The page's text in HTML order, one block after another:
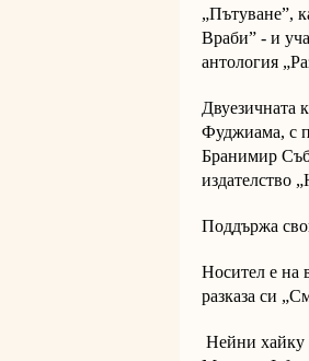
„Пътуване”,
Враби” - и
антология
Двуезичната
Фуджиама, с
Бранимир
издателство
Поддържа
Носител е на
разказа си
Нейни хайку